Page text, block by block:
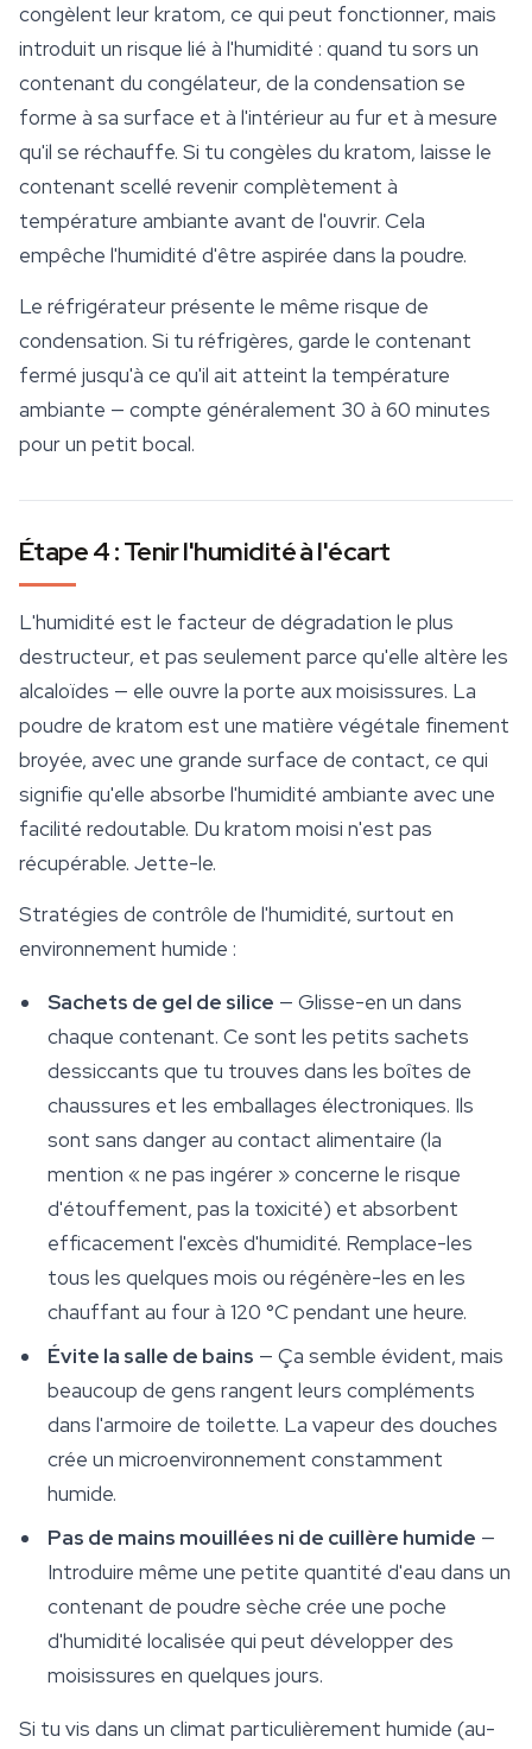
congèlent leur kratom, ce qui peut fonctionner, mais
introduit un risque lié à l'humidité : quand tu sors un
contenant du congélateur, de la condensation se
forme à sa surface et à l'intérieur au fur et à mesure
qu'il se réchauffe. Si tu congèles du kratom, laisse le
contenant scellé revenir complètement à
température ambiante avant de l'ouvrir. Cela
empêche l'humidité d'être aspirée dans la poudre.
Le réfrigérateur présente le même risque de
condensation. Si tu réfrigères, garde le contenant
fermé jusqu'à ce qu'il ait atteint la température
ambiante — compte généralement 30 à 60 minutes
pour un petit bocal.
Étape 4 : Tenir l'humidité à l'écart
L'humidité est le facteur de dégradation le plus
destructeur, et pas seulement parce qu'elle altère les
alcaloïdes — elle ouvre la porte aux moisissures. La
poudre de kratom est une matière végétale finement
broyée, avec une grande surface de contact, ce qui
signifie qu'elle absorbe l'humidité ambiante avec une
facilité redoutable. Du kratom moisi n'est pas
récupérable. Jette-le.
Stratégies de contrôle de l'humidité, surtout en
environnement humide :
Sachets de gel de silice — Glisse-en un dans
chaque contenant. Ce sont les petits sachets
dessiccants que tu trouves dans les boîtes de
chaussures et les emballages électroniques. Ils
sont sans danger au contact alimentaire (la
mention « ne pas ingérer » concerne le risque
d'étouffement, pas la toxicité) et absorbent
efficacement l'excès d'humidité. Remplace-les
tous les quelques mois ou régénère-les en les
chauffant au four à 120 °C pendant une heure.
Évite la salle de bains — Ça semble évident, mais
beaucoup de gens rangent leurs compléments
dans l'armoire de toilette. La vapeur des douches
crée un microenvironnement constamment
humide.
Pas de mains mouillées ni de cuillère humide —
Introduire même une petite quantité d'eau dans un
contenant de poudre sèche crée une poche
d'humidité localisée qui peut développer des
moisissures en quelques jours.
Si tu vis dans un climat particulièrement humide (au-